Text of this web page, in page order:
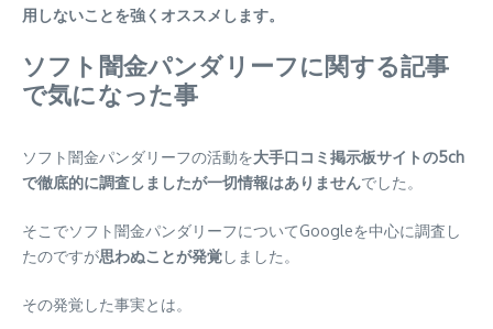
用しないことを強くオススメします。
ソフト闇金パンダリーフに関する記事
で気になった事
ソフト闇金パンダリーフの活動を大手口コミ掲示板サイトの5ch
で徹底的に調査しましたが一切情報はありませんでした。
そこでソフト闇金パンダリーフについてGoogleを中心に調査し
たのですが思わぬことが発覚しました。
その発覚した事実とは。